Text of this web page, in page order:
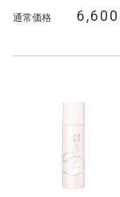
通常価格 6,600